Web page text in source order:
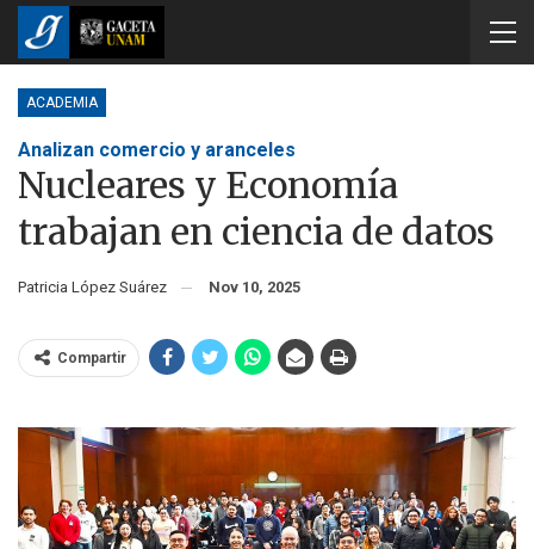
ACADEMIA
Analizan comercio y aranceles
Nucleares y Economía
trabajan en ciencia de datos
Patricia López Suárez Nov 10, 2025
Compartir